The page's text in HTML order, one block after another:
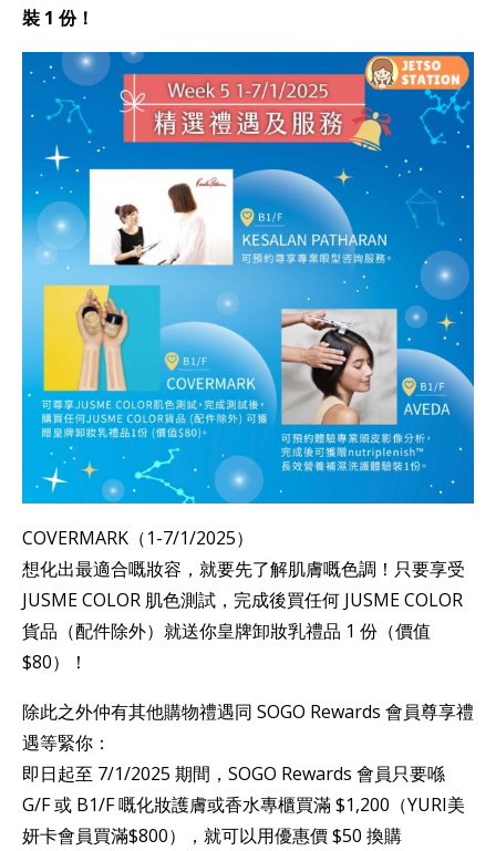
裝 1 份！
COVERMARK（1-7/1/2025）
想化出最適合嘅妝容，就要先了解肌膚嘅色調！只要享受
JUSME COLOR 肌色測試，完成後買任何 JUSME COLOR
貨品（配件除外）就送你皇牌卸妝乳禮品 1 份（價值
$80）！
除此之外仲有其他購物禮遇同 SOGO Rewards 會員尊享禮
遇等緊你：
即日起至 7/1/2025 期間，SOGO Rewards 會員只要喺
G/F 或 B1/F 嘅化妝護膚或香水專櫃買滿 $1,200（YURI美
妍卡會員買滿$800），就可以用優惠價 $50 換購